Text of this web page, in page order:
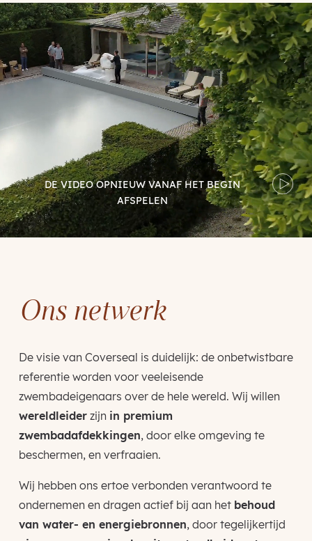
Videospeler
DE VIDEO OPNIEUW VANAF HET BEGIN
AFSPELEN
Ons netwerk
De visie van Coverseal is duidelijk: de onbetwistbare
referentie worden voor veeleisende
zwembadeigenaars over de hele wereld. Wij willen
wereldleiderzijn in premium
zwembadafdekkingen, door elke omgeving te
beschermen, en verfraaien.
Wij hebben ons ertoe verbonden verantwoord te
ondernemen en dragen actief bij aan het behoud
van water- en energiebronnen, door tegelijkertijd